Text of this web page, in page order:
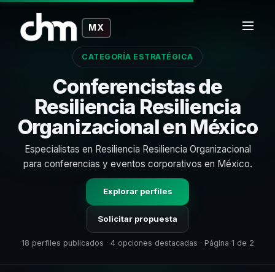
MX
CATEGORÍA ESTRATÉGICA
Conferencistas de
Resiliencia Resiliencia
Organizacional en México
Especialistas en Resiliencia Resiliencia Organizacional
para conferencias y eventos corporativos en México.
Explorar perfiles
Solicitar propuesta
18 perfiles publicados · 4 opciones destacadas · Página 1 de 2